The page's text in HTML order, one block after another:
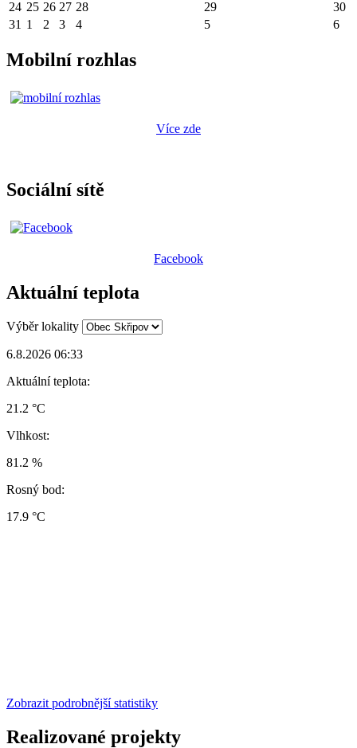
24 25 26 27 28 29
30
31 1 2 3 4 5 6
Mobilní rozhlas
Více zde
Sociální sítě
Facebook
Aktuální teplota
Výběr lokality
6.8.2026 06:33
Aktuální teplota:
21.2 °C
Vlhkost:
81.2 %
Rosný bod:
17.9 °C
Zobrazit podrobnější statistiky
Realizované projekty